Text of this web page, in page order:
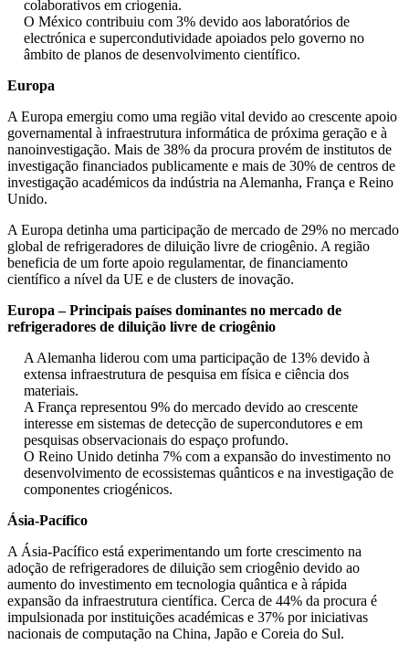
colaborativos em criogenia.
O México contribuiu com 3% devido aos laboratórios de
electrónica e supercondutividade apoiados pelo governo no
âmbito de planos de desenvolvimento científico.
Europa
A Europa emergiu como uma região vital devido ao crescente apoio
governamental à infraestrutura informática de próxima geração e à
nanoinvestigação. Mais de 38% da procura provém de institutos de
investigação financiados publicamente e mais de 30% de centros de
investigação académicos da indústria na Alemanha, França e Reino
Unido.
A Europa detinha uma participação de mercado de 29% no mercado
global de refrigeradores de diluição livre de criogênio. A região
beneficia de um forte apoio regulamentar, de financiamento
científico a nível da UE e de clusters de inovação.
Europa – Principais países dominantes no mercado de
refrigeradores de diluição livre de criogênio
A Alemanha liderou com uma participação de 13% devido à
extensa infraestrutura de pesquisa em física e ciência dos
materiais.
A França representou 9% do mercado devido ao crescente
interesse em sistemas de detecção de supercondutores e em
pesquisas observacionais do espaço profundo.
O Reino Unido detinha 7% com a expansão do investimento no
desenvolvimento de ecossistemas quânticos e na investigação de
componentes criogénicos.
Ásia-Pacífico
A Ásia-Pacífico está experimentando um forte crescimento na
adoção de refrigeradores de diluição sem criogênio devido ao
aumento do investimento em tecnologia quântica e à rápida
expansão da infraestrutura científica. Cerca de 44% da procura é
impulsionada por instituições académicas e 37% por iniciativas
nacionais de computação na China, Japão e Coreia do Sul.